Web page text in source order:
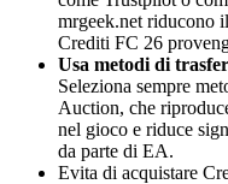
mrgeek.net riducono
Crediti FC 26
Usa metodi di
Seleziona sempre
Auction, che
nel gioco e riduce
da parte di EA.
Evita di acquistare